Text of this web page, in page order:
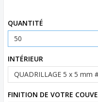
QUANTITÉ
INTÉRIEUR
FINITION DE VOTRE